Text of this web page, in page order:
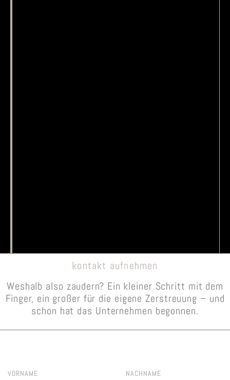
kontakt aufnehmen
Weshalb also zaudern? Ein kleiner Schritt mit dem
Finger, ein großer für die eigene Zerstreuung – und
schon hat das Unternehmen begonnen.